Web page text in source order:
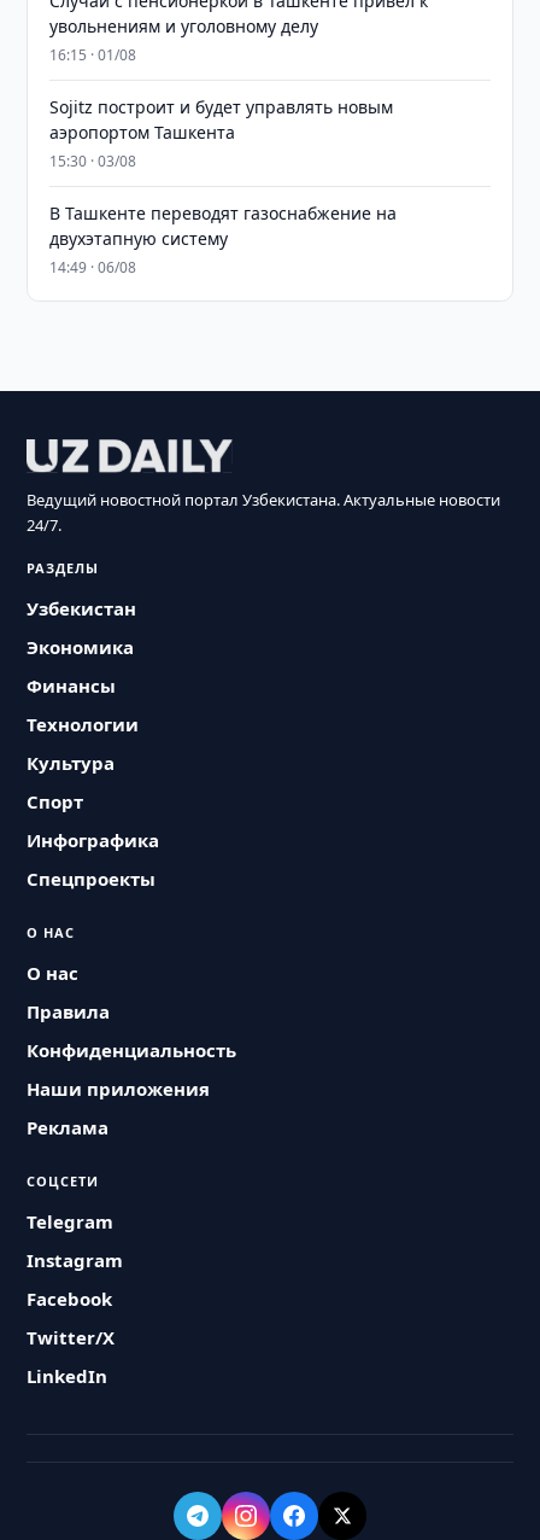
увольнениям и уголовному делу
16:15 · 01/08
Sojitz построит и будет управлять новым
аэропортом Ташкента
15:30 · 03/08
В Ташкенте переводят газоснабжение на
двухэтапную систему
14:49 · 06/08
Ведущий новостной портал Узбекистана. Актуальные новости
24/7.
РАЗДЕЛЫ
Узбекистан
Экономика
Финансы
Технологии
Культура
Спорт
Инфографика
Спецпроекты
О НАС
О нас
Правила
Конфиденциальность
Наши приложения
Реклама
СОЦСЕТИ
Telegram
Instagram
Facebook
Twitter/X
LinkedIn